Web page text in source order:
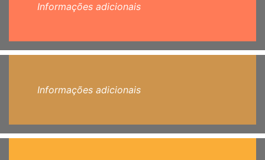
Informações adicionais
Informações adicionais